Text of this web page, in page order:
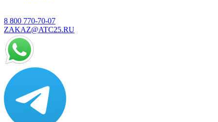
8 800 770-70-07
ZAKAZ@ATC25.RU